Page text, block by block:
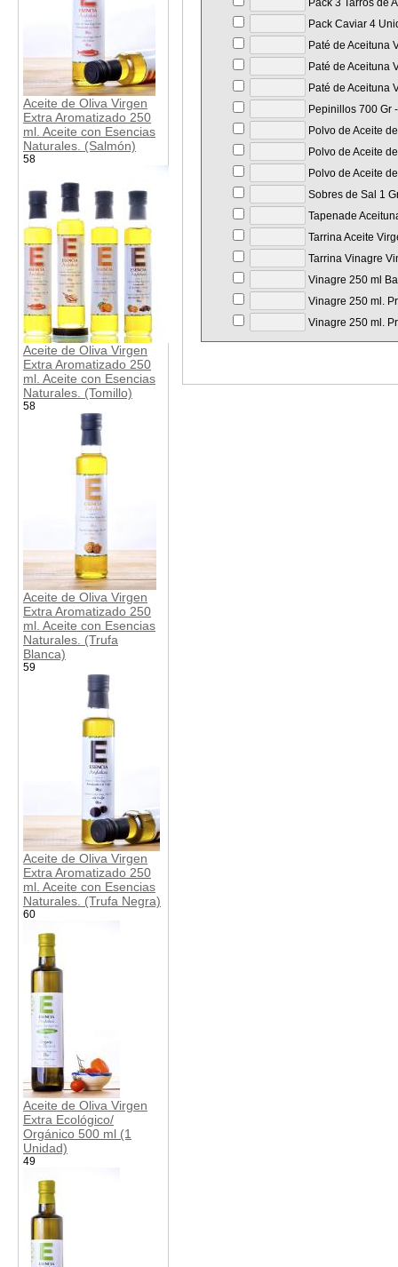
Aceite de Oliva Virgen
Extra Aromatizado 250
ml. Aceite con Esencias
Naturales. (Salmón)
58
Aceite de Oliva Virgen
Extra Aromatizado 250
ml. Aceite con Esencias
Naturales. (Tomillo)
58
Aceite de Oliva Virgen
Extra Aromatizado 250
ml. Aceite con Esencias
Naturales. (Trufa
Blanca)
59
Aceite de Oliva Virgen
Extra Aromatizado 250
ml. Aceite con Esencias
Naturales. (Trufa Negra)
60
Aceite de Oliva Virgen
Extra Ecológico/
Orgánico 500 ml (1
Unidad)
49
Pack 3 Tarros de
Pack Caviar 4
Paté de Aceituna
Paté de Aceituna
Paté de Aceituna
Pepinillos 700 Gr
Polvo de Aceite
Polvo de Aceite
Polvo de Aceite
Sobres de Sal 1
Tapenade
Tarrina Aceite
Tarrina Vinagre
Vinagre 250 ml
Vinagre 250 ml.
Vinagre 250 ml.